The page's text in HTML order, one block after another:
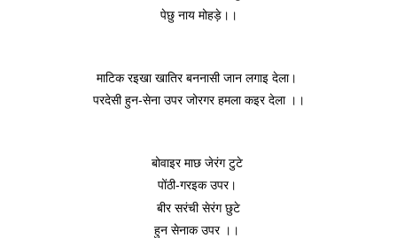
पेछु नाय मोहड़े।।
माटिक रइखा खातिर बननासी जान लगाइ देला।
परदेसी हुन-सेना उपर जोरगर हमला कइर देला ।।
बोवाइर माछ जेरंग टुटे
पोंठी-गरइक उपर।
बीर सरंची सेरंग छुटे
हुन सेनाक उपर ।।